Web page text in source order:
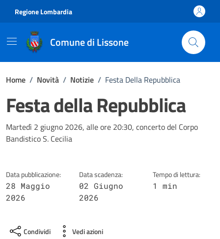
Regione Lombardia
Comune di Lissone
Home / Novità / Notizie / Festa Della Repubblica
Festa della Repubblica
Dettagli della notizia
Martedì 2 giugno 2026, alle ore 20:30, concerto del Corpo
Bandistico S. Cecilia
Data pubblicazione:
28 Maggio
2026
Data scadenza:
02 Giugno
2026
Tempo di lettura:
1 min
Condividi Vedi azioni